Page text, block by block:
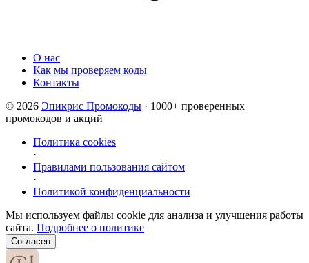
О нас
Как мы проверяем коды
Контакты
© 2026 Эпикрис Промокоды · 1000+ проверенных
промокодов и акций
Политика cookies
·
Правилами пользования сайтом
·
Политикой конфиденциальности
Мы используем файлы cookie для анализа и улучшения работы
сайта. Подробнее о политике
Согласен